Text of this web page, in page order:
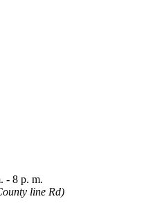
- 8 p. m.
line Rd)